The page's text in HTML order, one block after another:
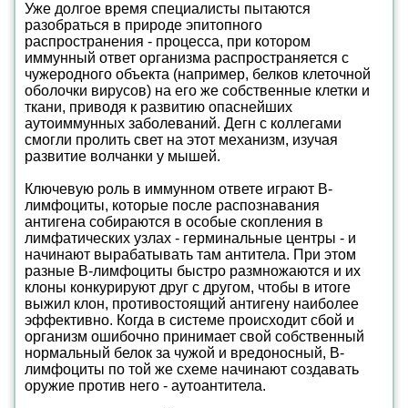
Уже долгое время специалисты пытаются
разобраться в природе эпитопного
распространения - процесса, при котором
иммунный ответ организма распространяется с
чужеродного объекта (например, белков клеточной
оболочки вирусов) на его же собственные клетки и
ткани, приводя к развитию опаснейших
аутоиммунных заболеваний. Дегн с коллегами
смогли пролить свет на этот механизм, изучая
развитие волчанки у мышей.
Ключевую роль в иммунном ответе играют B-
лимфоциты, которые после распознавания
антигена собираются в особые скопления в
лимфатических узлах - герминальные центры - и
начинают вырабатывать там антитела. При этом
разные B-лимфоциты быстро размножаются и их
клоны конкурируют друг с другом, чтобы в итоге
выжил клон, противостоящий антигену наиболее
эффективно. Когда в системе происходит сбой и
организм ошибочно принимает свой собственный
нормальный белок за чужой и вредоносный, B-
лимфоциты по той же схеме начинают создавать
оружие против него - аутоантитела.